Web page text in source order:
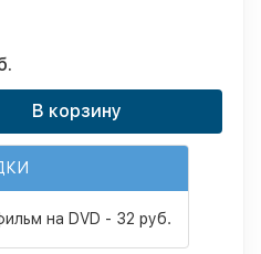
В корзину
на DVD - 32 руб.